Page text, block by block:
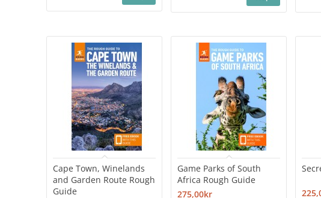
Cape Town, Winelands
and Garden Route Rough
Guide
Game Parks of South
Africa Rough Guide
275,00kr